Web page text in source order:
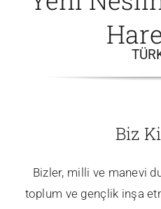
Galeri
Biz
Bizler, milli ve manevi
toplum ve gençlik inşa